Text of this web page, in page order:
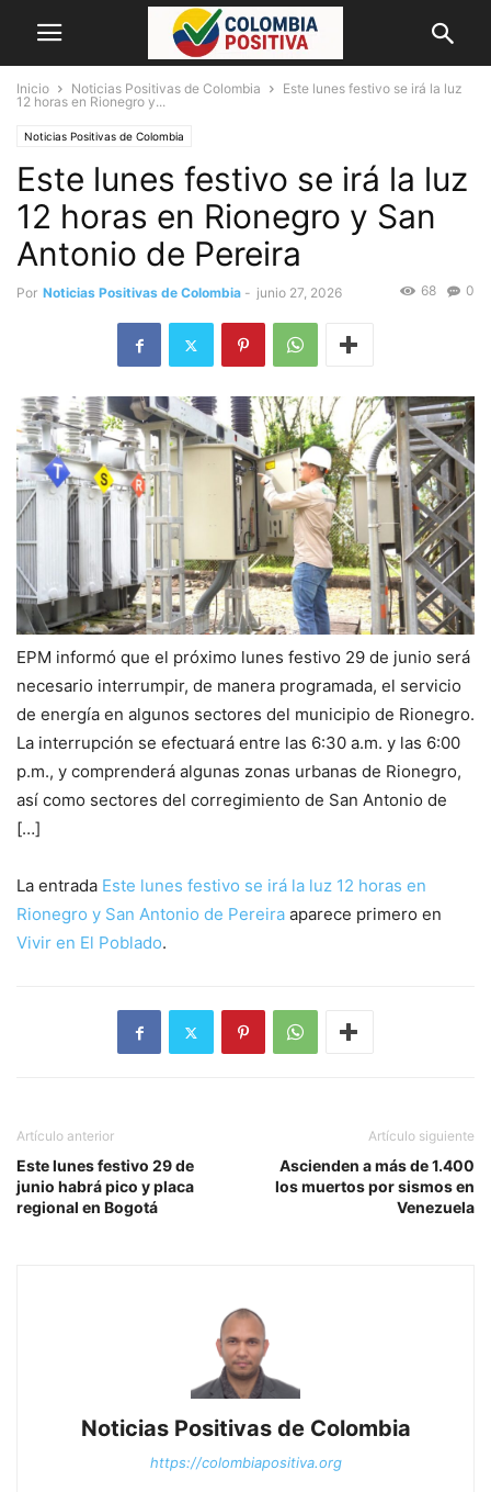
Inicio Noticias Positivas de Colombia
Este lunes festivo se irá la luz
12 horas en Rionegro y...
Noticias Positivas de Colombia
Este lunes festivo se irá la luz
12 horas en Rionegro y San
Antonio de Pereira
Por Noticias Positivas de Colombia - junio 27, 2026 0
68
EPM informó que el próximo lunes festivo 29 de junio será
necesario interrumpir, de manera programada, el servicio
de energía en algunos sectores del municipio de Rionegro.
La interrupción se efectuará entre las 6:30 a.m. y las 6:00
p.m., y comprenderá algunas zonas urbanas de Rionegro,
así como sectores del corregimiento de San Antonio de
[…]
La entrada Este lunes festivo se irá la luz 12 horas en
Rionegro y San Antonio de Pereira aparece primero en
Vivir en El Poblado.
Artículo anterior
Este lunes festivo 29 de
junio habrá pico y placa
regional en Bogotá
Artículo siguiente
Ascienden a más de 1.400
los muertos por sismos en
Venezuela
Noticias Positivas de Colombia
https://colombiapositiva.org